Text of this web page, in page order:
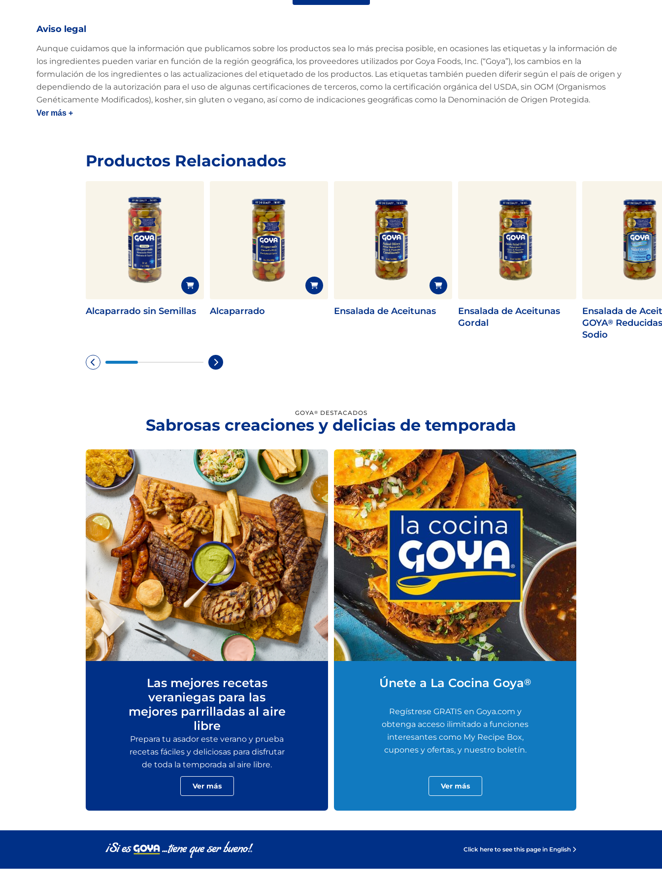
Aviso legal
Aunque cuidamos que la información que publicamos sobre los productos sea lo más precisa posible, en ocasiones las etiquetas y la información de
los ingredientes pueden variar en función de la región geográfica, los proveedores utilizados por Goya Foods, Inc. (“Goya”), los cambios en la
formulación de los ingredientes o las actualizaciones del etiquetado de los productos. Las etiquetas también pueden diferir según el país de origen y
dependiendo de la autorización para el uso de algunas certificaciones de terceros, como la certificación orgánica del USDA, sin OGM (Organismos
Genéticamente Modificados), kosher, sin gluten o vegano, así como de indicaciones geográficas como la Denominación de Origen Protegida.
Ver más +
Productos Relacionados
Alcaparrado sin Semillas Alcaparrado Ensalada de Aceitunas
Ensalada de Aceitunas
Gordal
Ensalada de
GOYA®
Sodio
GOYA® DESTACADOS
Sabrosas creaciones y delicias de temporada
Las mejores recetas
veraniegas para las
mejores parrilladas al aire
libre
Prepara tu asador este verano y prueba
recetas fáciles y deliciosas para disfrutar
de toda la temporada al aire libre.
Ver más
Únete a La Cocina Goya®
Regístrese GRATIS en Goya.com y
obtenga acceso ilimitado a funciones
interesantes como My Recipe Box,
cupones y ofertas, y nuestro boletín.
Ver más
Click here to see this page in English